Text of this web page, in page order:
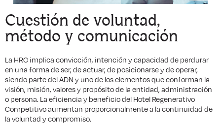
Cuestión de voluntad,
método y comunicación
La HRC implica convicción, intención y capacidad de perdurar
en una forma de ser, de actuar, de posicionarse y de operar,
siendo parte del ADN y uno de los elementos que conforman la
visión, misión, valores y propósito de la entidad, administración
o persona. La eficiencia y beneficio del Hotel Regenerativo
Competitivo aumentan proporcionalmente a la continuidad de
la voluntad y compromiso.